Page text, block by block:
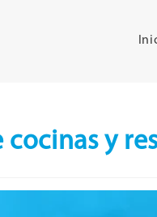
cocinas y